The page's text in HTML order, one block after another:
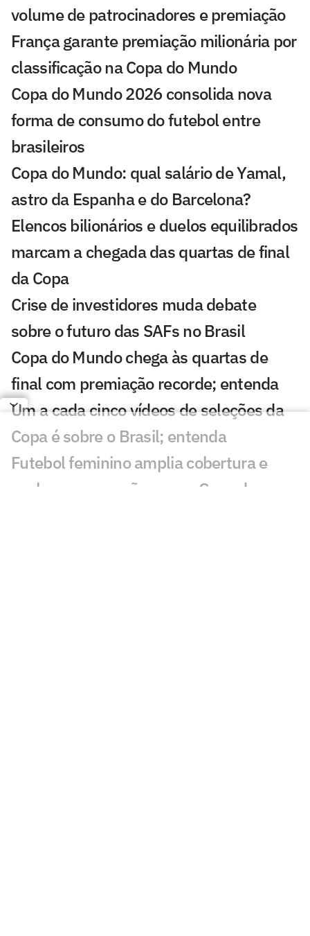
volume de patrocinadores e premiação
França garante premiação milionária por
classificação na Copa do Mundo
Copa do Mundo 2026 consolida nova
forma de consumo do futebol entre
brasileiros
Copa do Mundo: qual salário de Yamal,
astro da Espanha e do Barcelona?
Elencos bilionários e duelos equilibrados
marcam a chegada das quartas de final
da Copa
Crise de investidores muda debate
sobre o futuro das SAFs no Brasil
Copa do Mundo chega às quartas de
final com premiação recorde; entenda
Um a cada cinco vídeos de seleções da
Copa é sobre o Brasil; entenda
Futebol feminino amplia cobertura e
acelera preparação para a Copa do